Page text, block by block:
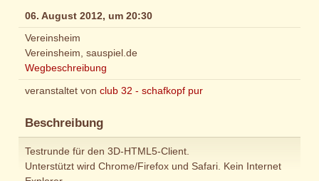
06. August 2012, um 20:30
Vereinsheim
Vereinsheim, sauspiel.de
Wegbeschreibung
veranstaltet von club 32 - schafkopf pur
Beschreibung
Testrunde für den 3D-HTML5-Client.
Unterstützt wird Chrome/Firefox und Safari. Kein Internet